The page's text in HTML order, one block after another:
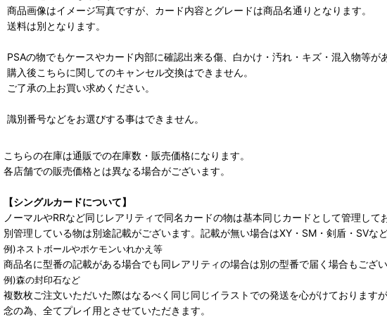
商品画像はイメージ写真ですが、カード内容とグレードは商品名通りとなります。
送料は別となります。
PSAの物でもケースやカード内部に確認出来る傷、白かけ・汚れ・キズ・混入物等が
購入後こちらに関してのキャンセル交換はできません。
ご了承の上お買い求めください。
識別番号などをお選びする事はできません。
こちらの在庫は通販での在庫数・販売価格になります。
各店舗での販売価格とは異なる場合がございます。
【シングルカードについて】
ノーマルやRRなど同じレアリティで同名カードの物は基本同じカードとして管理して
別管理している物は別途記載がございます。記載が無い場合はXY・SM・剣盾・SVな
例)ネストボールやポケモンいれかえ等
商品名に型番の記載がある場合でも同レアリティの場合は別の型番で届く場合もござい
例)森の封印石など
複数枚ご注文いただいた際はなるべく同じ同じイラストでの発送を心がけております
念の為、全てプレイ用とさせていただきます。